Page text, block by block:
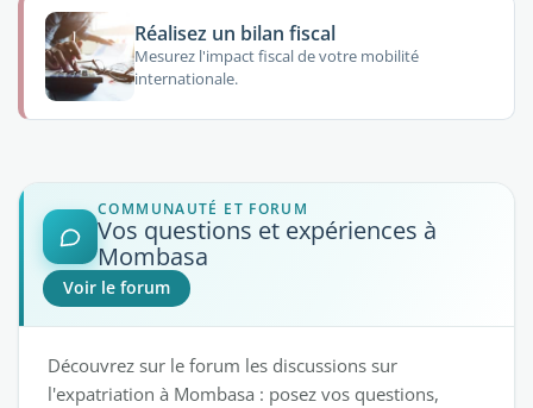
Réalisez un bilan fiscal
Mesurez l'impact fiscal de votre mobilité
internationale.
COMMUNAUTÉ ET FORUM
Vos questions et expériences à
Mombasa
Voir le forum
Découvrez sur le forum les discussions sur
l'expatriation à Mombasa : posez vos questions,